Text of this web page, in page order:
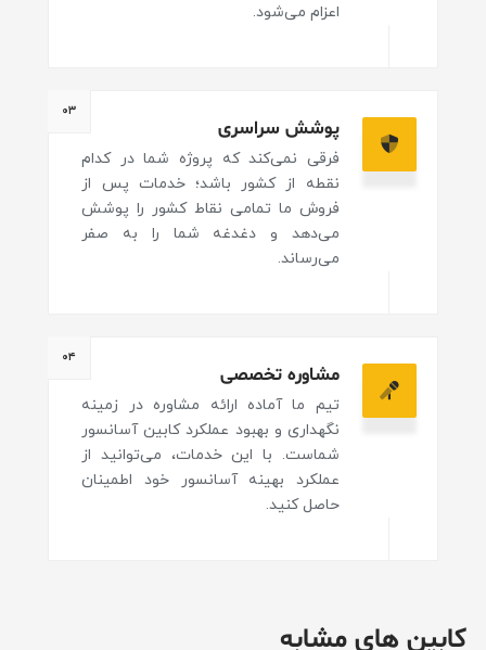
اعزام می‌شود.
۰۳
پوشش سراسری
فرقی نمی‌کند که پروژه شما در کدام
نقطه از کشور باشد؛ خدمات پس از
فروش ما تمامی نقاط کشور را پوشش
می‌دهد و دغدغه شما را به صفر
می‌رساند.
۰۴
مشاوره تخصصی
تیم ما آماده ارائه مشاوره در زمینه
نگهداری و بهبود عملکرد کابین آسانسور
شماست. با این خدمات، می‌توانید از
عملکرد بهینه آسانسور خود اطمینان
حاصل کنید.
کابین های مشابه